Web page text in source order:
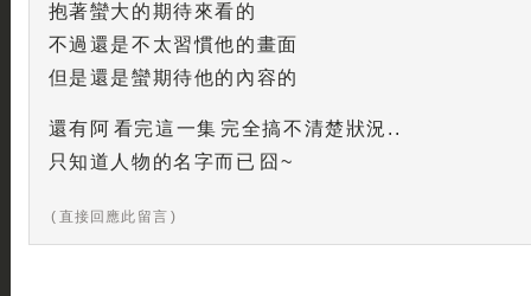
抱著蠻大的期待來看的
不過還是不太習慣他的畫面
但是還是蠻期待他的內容的
還有阿 看完這一集 完全搞不清楚狀況..
只知道人物的名字而已 囧~
( 直接回應此留言 )